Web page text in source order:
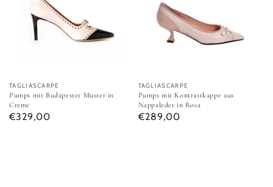
Anbieter:
TAGLIASCARPE
Pumps mit Budapester Muster in
Creme
Normaler Preis
€329,00
Anbieter:
TAGLIASCARPE
Pumps mit Kontrastkappe aus
Nappaleder in Rosa
Normaler Preis
€289,00